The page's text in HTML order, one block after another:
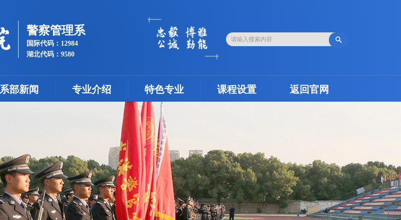
警察管理系
国际代码：12984
湖北代码：9580

系部新闻 专业介绍 特色专业 课程设置 返回官网